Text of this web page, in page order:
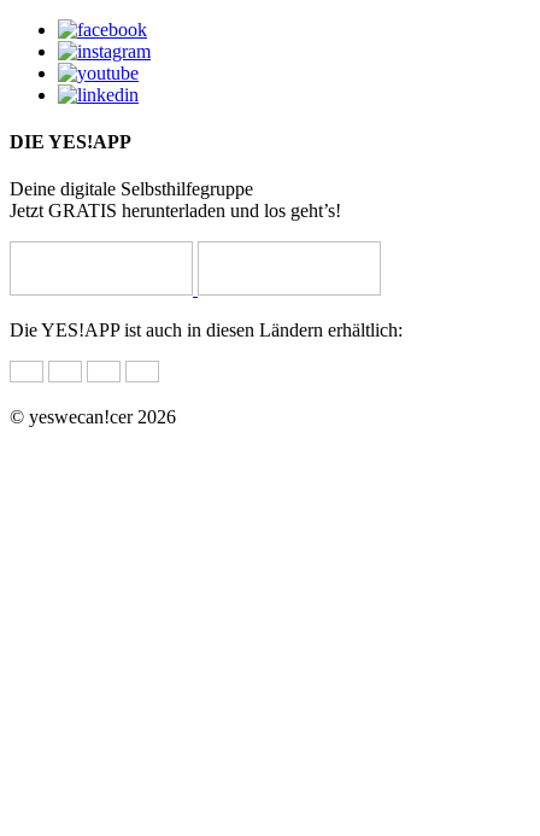
DIE YES!APP
Deine digitale Selbsthilfegruppe
Jetzt GRATIS herunterladen und los geht’s!
Die YES!APP ist auch in diesen Ländern erhältlich:
© yeswecan!cer 2026